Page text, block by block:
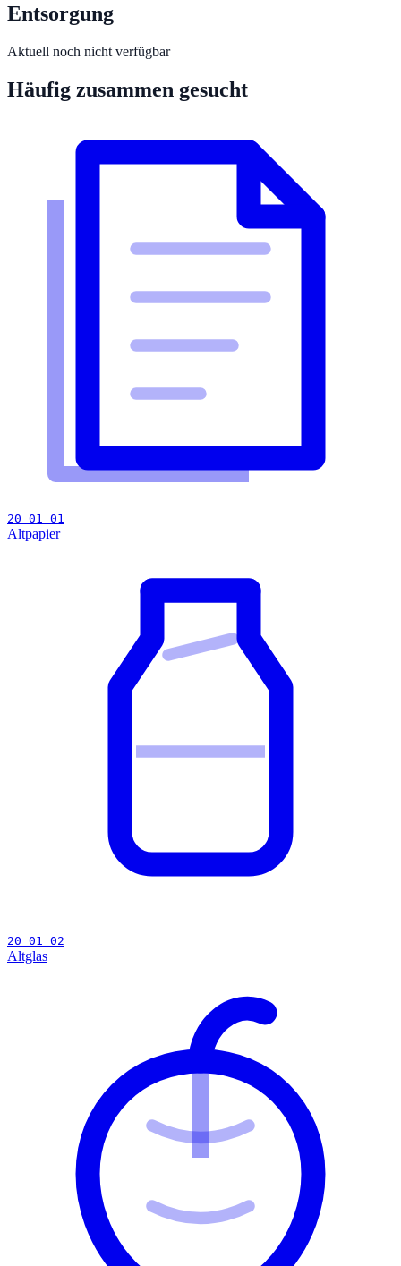
Entsorgung
Aktuell noch nicht verfügbar
Häufig zusammen gesucht
20 01 01
Altpapier
20 01 02
Altglas